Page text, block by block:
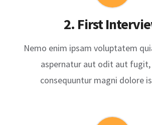
2. First
Nemo enim ipsam voluptatem
aspernatur aut odit aut fugit,
consequuntur magni dolore